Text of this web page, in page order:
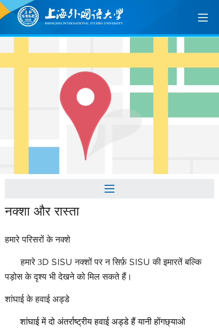
नक्शा और रास्ता
हमारे परिसरों के नक्शे
हमारे 3D SISU नक्शों पर न सिर्फ़ SISU की इमारतें बल्कि
पड़ोस के दृश्य भी देखने को मिल सकते हैं।
शांघाई के हवाई अड्डे
शांघाई में दो अंतर्राष्ट्रीय हवाई अड्डे हैं यानी होंगछ्याओ